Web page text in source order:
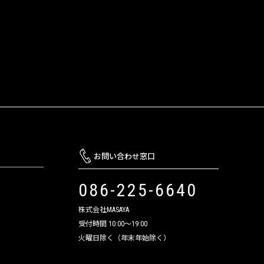
お問い合わせ窓口
086-225-6640
株式会社MASAYA
受付時間 10:00～19:00
火曜日除く（年末年始除く）